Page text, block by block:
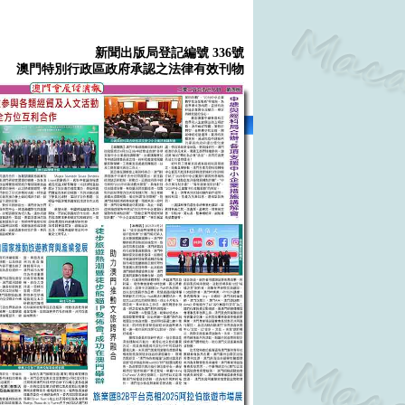
新聞出版局登記編號 336號
澳門特別行政區政府承認之法律有效刊物